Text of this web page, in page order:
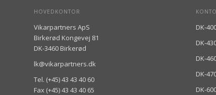
HOVEDKONTOR
Vikarpartners ApS
Birkerød Kongevej 81
DK-3460 Birkerød
lk@vikarpartners.dk
Tel. (+45) 43 43 40 60
Fax (+45) 43 43 40 65
DK-
DK-
DK-
DK-
DK-